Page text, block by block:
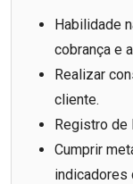
Habilidade
cobrança e
Realizar
cliente.
Registro de
Cumprir
indicadores